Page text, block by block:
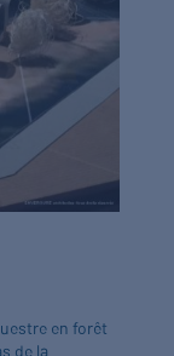
en forêt
de la